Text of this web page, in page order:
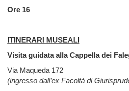
Ore 16
ITINERARI MUSEALI
Visita guidata alla Cappella dei
Via Maqueda 172
(ingresso dall’ex Facoltà di